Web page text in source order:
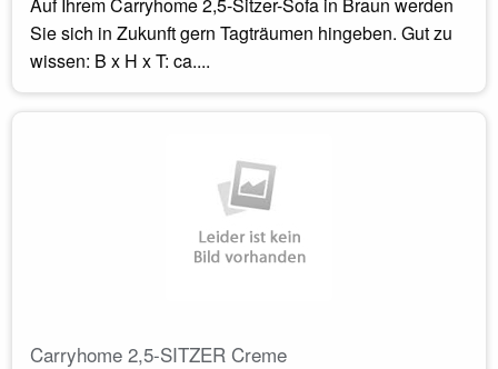
Sie sich in Zukunft gern Tagträumen hingeben. Gut zu
wissen: B x H x T: ca....
Carryhome 2,5-SITZER Creme